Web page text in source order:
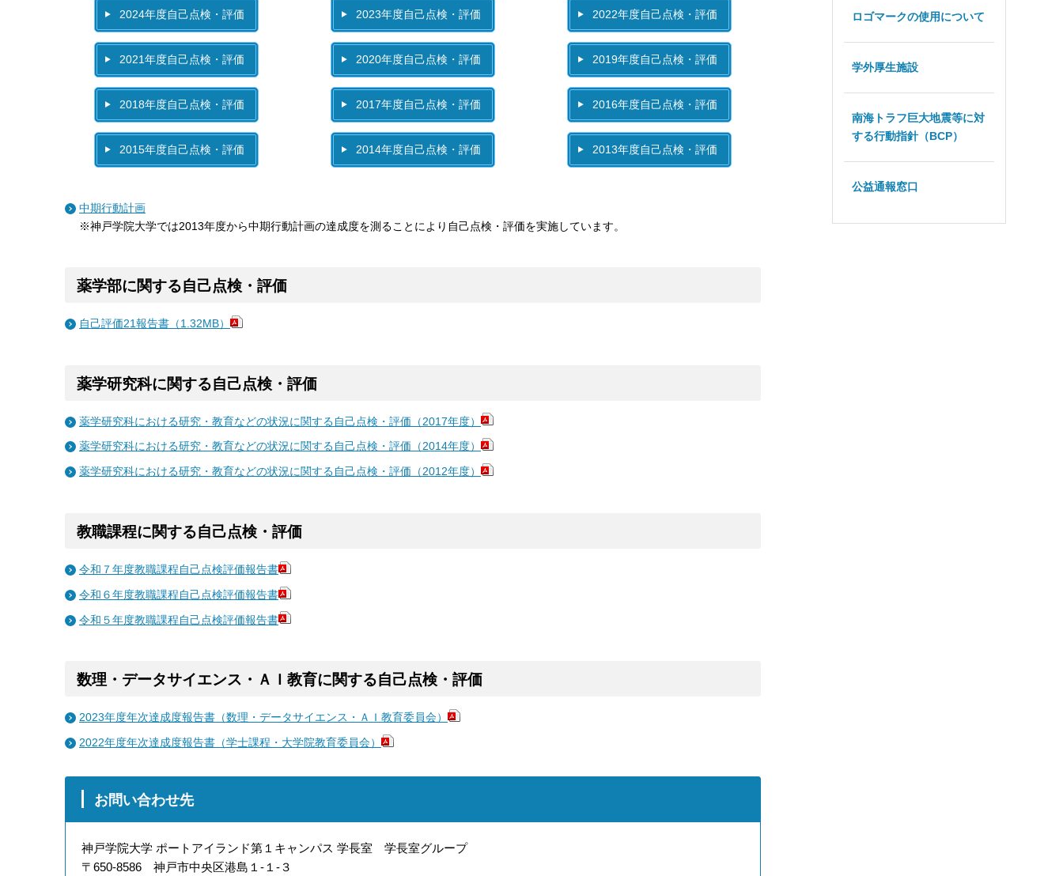
2024年度自己点検・評価 2023年度自己点検・評価 2022年度自己点検・評価
2021年度自己点検・評価 2020年度自己点検・評価 2019年度自己点検・評価
2018年度自己点検・評価 2017年度自己点検・評価 2016年度自己点検・評価
2015年度自己点検・評価 2014年度自己点検・評価 2013年度自己点検・評価
中期行動計画
※神戸学院大学では2013年度から中期行動計画の達成度を測ることにより自己点検・評価を実施しています。
薬学部に関する自己点検・評価
自己評価21報告書（1.32MB）
薬学研究科に関する自己点検・評価
薬学研究科における研究・教育などの状況に関する自己点検・評価（2017年度）
薬学研究科における研究・教育などの状況に関する自己点検・評価（2014年度）
薬学研究科における研究・教育などの状況に関する自己点検・評価（2012年度）
教職課程に関する自己点検・評価
令和７年度教職課程自己点検評価報告書
令和６年度教職課程自己点検評価報告書
令和５年度教職課程自己点検評価報告書
数理・データサイエンス・ＡＩ教育に関する自己点検・評価
2023年度年次達成度報告書（数理・データサイエンス・ＡＩ教育委員会）
2022年度年次達成度報告書（学士課程・大学院教育委員会）
お問い合わせ先
神戸学院大学 ポートアイランド第１キャンパス 学長室 学長室グループ
〒650-8586 神戸市中央区港島１-１-３
ロゴマークの使用について
学外厚生施設
南海トラフ巨大地震等に対
する行動指針（BCP）
公益通報窓口